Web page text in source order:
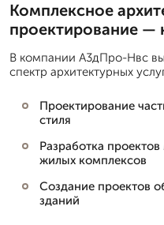
Комплексное
проектирование —
В компании А3дПро-Нвс
спектр архитектурных
Проектирование
стиля
Разработка
жилых комплексов
Создание проектов
зданий